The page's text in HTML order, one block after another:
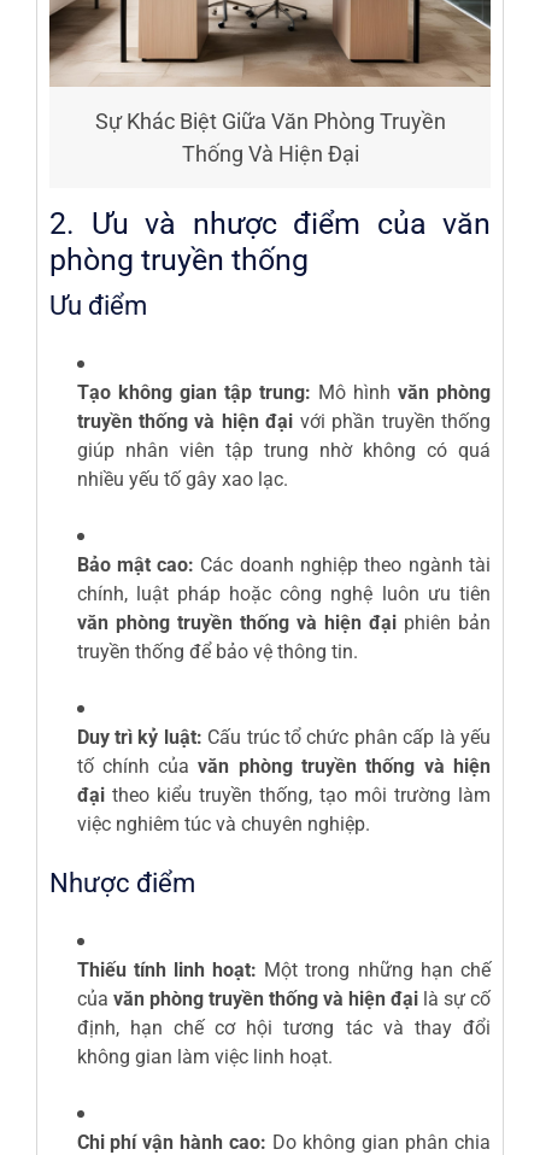
Sự Khác Biệt Giữa Văn Phòng Truyền
Thống Và Hiện Đại
2. Ưu và nhược điểm của văn
phòng truyền thống
Ưu điểm
Tạo không gian tập trung: Mô hình văn phòng
truyền thống và hiện đại với phần truyền thống
giúp nhân viên tập trung nhờ không có quá
nhiều yếu tố gây xao lạc.
Bảo mật cao: Các doanh nghiệp theo ngành tài
chính, luật pháp hoặc công nghệ luôn ưu tiên
văn phòng truyền thống và hiện đạiphiên bản
truyền thống để bảo vệ thông tin.
Duy trì kỷ luật: Cấu trúc tổ chức phân cấp là yếu
tố chính củavăn phòng truyền thống và hiện
đạitheo kiểu truyền thống, tạo môi trường làm
việc nghiêm túc và chuyên nghiệp.
Nhược điểm
Thiếu tính linh hoạt: Một trong những hạn chế
của văn phòng truyền thống và hiện đạilà sự cố
định, hạn chế cơ hội tương tác và thay đổi
không gian làm việc linh hoạt.
Chi phí vận hành cao: Do không gian phân chia